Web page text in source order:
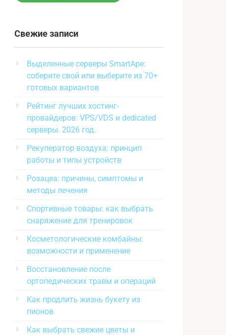
Свежие записи
Выделенные серверы SmartApe:
соберите свой или выберите из 70+
готовых вариантов
Рейтинг лучших хостинг-
провайдеров: VPS/VDS и dedicated
серверы. 2026 год.
Рекуператор воздуха: принцип
работы и типы устройств
Розацеа: причины, симптомы и
методы лечения
Спортивные товары: как выбрать
снаряжение для тренировок
Косметологические комбайны:
возможности и применение
Восстановление после
ортопедических травм и операций
Как продлить жизнь букету из
пионов
Как выбрать свежие цветы и